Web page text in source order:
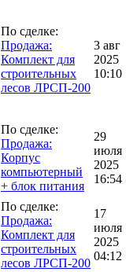
По сделке:
Продажа:
Комплект для
строительных
лесов ЛРСП-200
3 авг
2025
10:10
По сделке:
Продажа:
Корпус
компьютерный
+ блок питания
29
июля
2025
16:54
По сделке:
Продажа:
Комплект для
строительных
лесов ЛРСП-200
17
июля
2025
04:12